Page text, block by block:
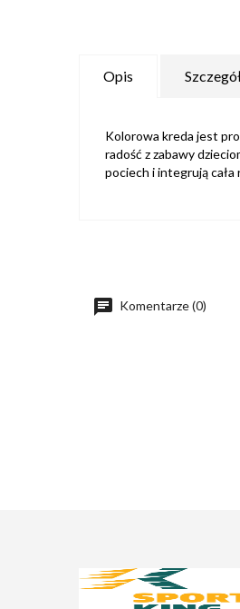
Opis
Kolorowa kreda jest
radość z zabawy
pociech i integrują cała
Komentarze (0)